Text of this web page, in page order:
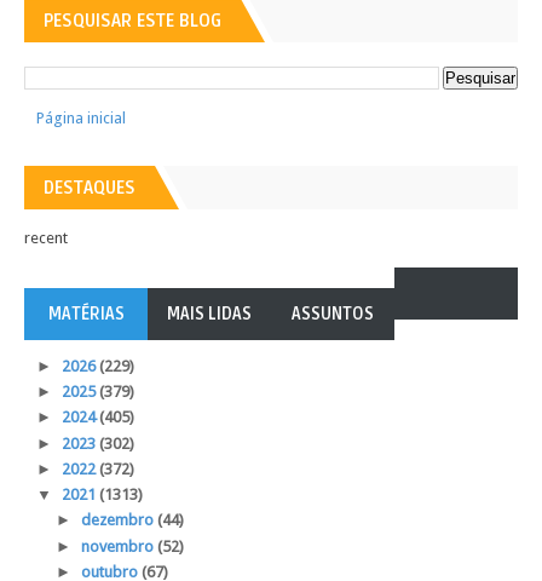
PESQUISAR ESTE BLOG
Página inicial
DESTAQUES
recent
MATÉRIAS MAIS LIDAS ASSUNTOS
► 2026(229)
► 2025(379)
► 2024(405)
► 2023 (302)
► 2022(372)
▼ 2021 (1313)
► dezembro (44)
► novembro (52)
► outubro (67)